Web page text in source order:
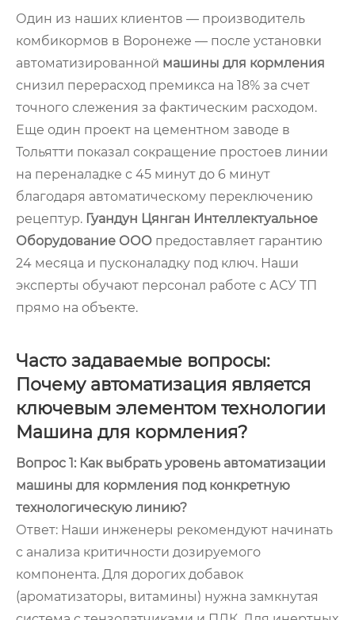
Один из наших клиентов — производитель
комбикормов в Воронеже — после установки
автоматизированной машины для кормления
снизил перерасход премикса на 18% за счет
точного слежения за фактическим расходом.
Еще один проект на цементном заводе в
Тольятти показал сокращение простоев линии
на переналадке с 45 минут до 6 минут
благодаря автоматическому переключению
рецептур. Гуандун Цянган Интеллектуальное
Оборудование ООО предоставляет гарантию
24 месяца и пусконаладку под ключ. Наши
эксперты обучают персонал работе с АСУ ТП
прямо на объекте.
Часто задаваемые вопросы:
Почему автоматизация является
ключевым элементом технологии
Машина для кормления?
Вопрос 1: Как выбрать уровень автоматизации
машины для кормления под конкретную
технологическую линию?
Ответ: Наши инженеры рекомендуют начинать
с анализа критичности дозируемого
компонента. Для дорогих добавок
(ароматизаторы, витамины) нужна замкнутая